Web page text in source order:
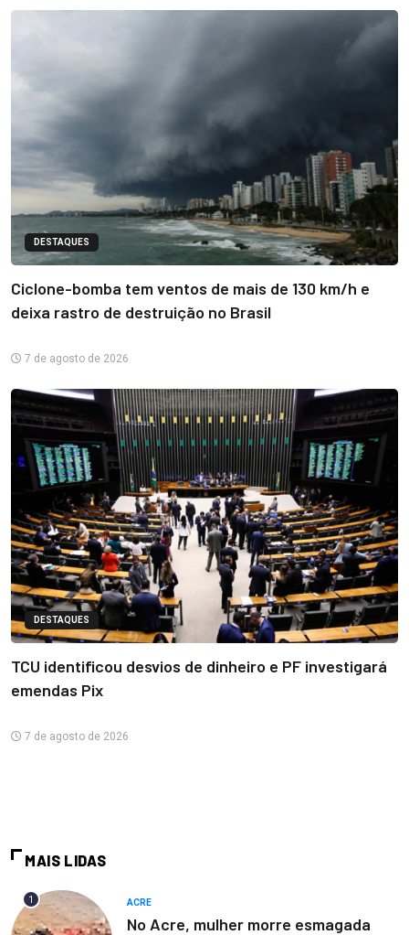
DESTAQUES
Ciclone-bomba tem ventos de mais de 130 km/h e
deixa rastro de destruição no Brasil
7 de agosto de 2026
DESTAQUES
TCU identificou desvios de dinheiro e PF investigará
emendas Pix
7 de agosto de 2026
MAIS LIDAS
1 ACRE
No Acre, mulher morre esmagada